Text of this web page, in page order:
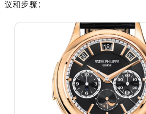
议和步骤：